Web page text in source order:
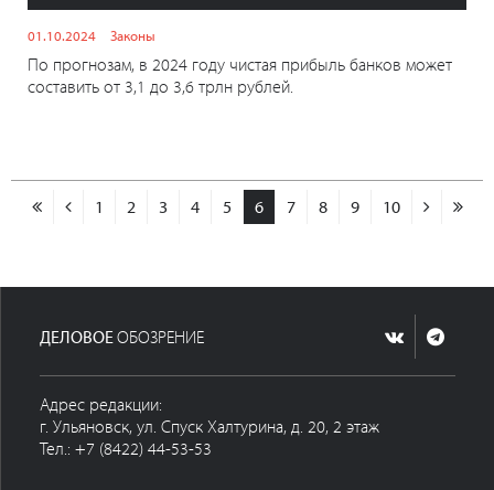
01.10.2024 Законы
По прогнозам, в 2024 году чистая прибыль банков может
составить от 3,1 до 3,6 трлн рублей.
1 2 3 4 5 6 7 8 9 10
ДЕЛОВОЕ ОБОЗРЕНИЕ
Адрес редакции:
г. Ульяновск, ул. Спуск Халтурина, д. 20, 2 этаж
Тел.: +7 (8422) 44-53-53